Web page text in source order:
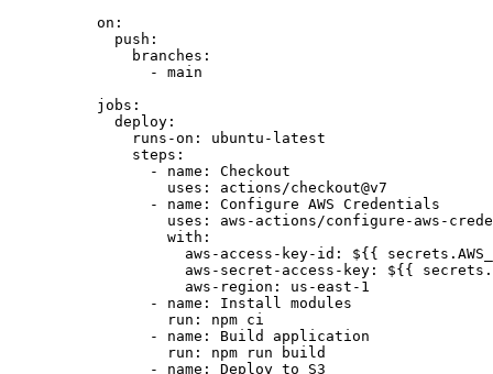
on :
push :
branches :
- main
jobs :
deploy :
runs-on : ubuntu-latest
steps :
- name : Checkout
uses : actions/checkout@v7
- name : Configure AWS Credentials
uses : aws-actions/configure-aws-
with :
aws-access-key-id : ${{
aws-secret-access-key : ${{
aws-region : us-east-1
- name : Install modules
run : npm ci
- name : Build application
run : npm run build
- name : Deploy to S3